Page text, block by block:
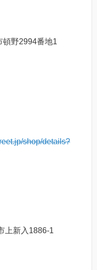
頓野2994番地1
shop/details?
上新入1886-1